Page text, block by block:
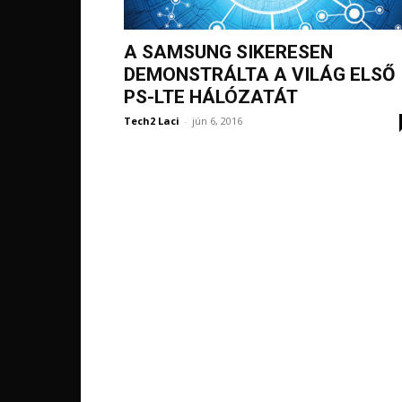
A SAMSUNG SIKERESEN
DEMONSTRÁLTA A VILÁG ELSŐ
PS-LTE HÁLÓZATÁT
Tech2 Laci - jún 6, 2016